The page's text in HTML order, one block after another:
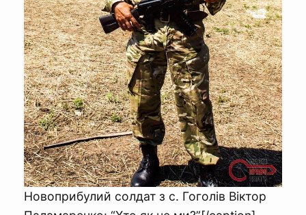
Новоприбулий солдат з с. Гоголів Віктор